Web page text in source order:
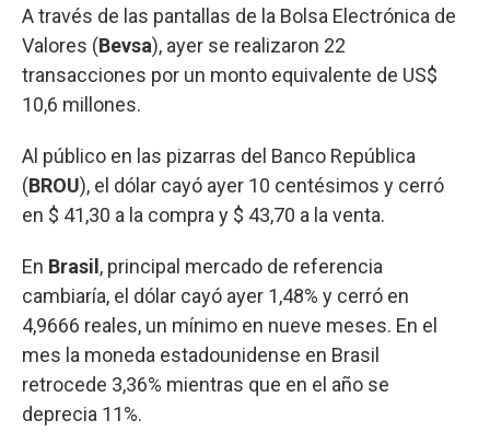
A través de las pantallas de la Bolsa Electrónica de
Valores (Bevsa), ayer se realizaron 22
transacciones por un monto equivalente de US$
10,6 millones.
Al público en las pizarras del Banco República
(BROU), el dólar cayó ayer 10 centésimos y cerró
en $ 41,30 a la compra y $ 43,70 a la venta.
En Brasil , principal mercado de referencia
cambiaría, el dólar cayó ayer 1,48% y cerró en
4,9666 reales, un mínimo en nueve meses. En el
mes la moneda estadounidense en Brasil
retrocede 3,36% mientras que en el año se
deprecia 11%.